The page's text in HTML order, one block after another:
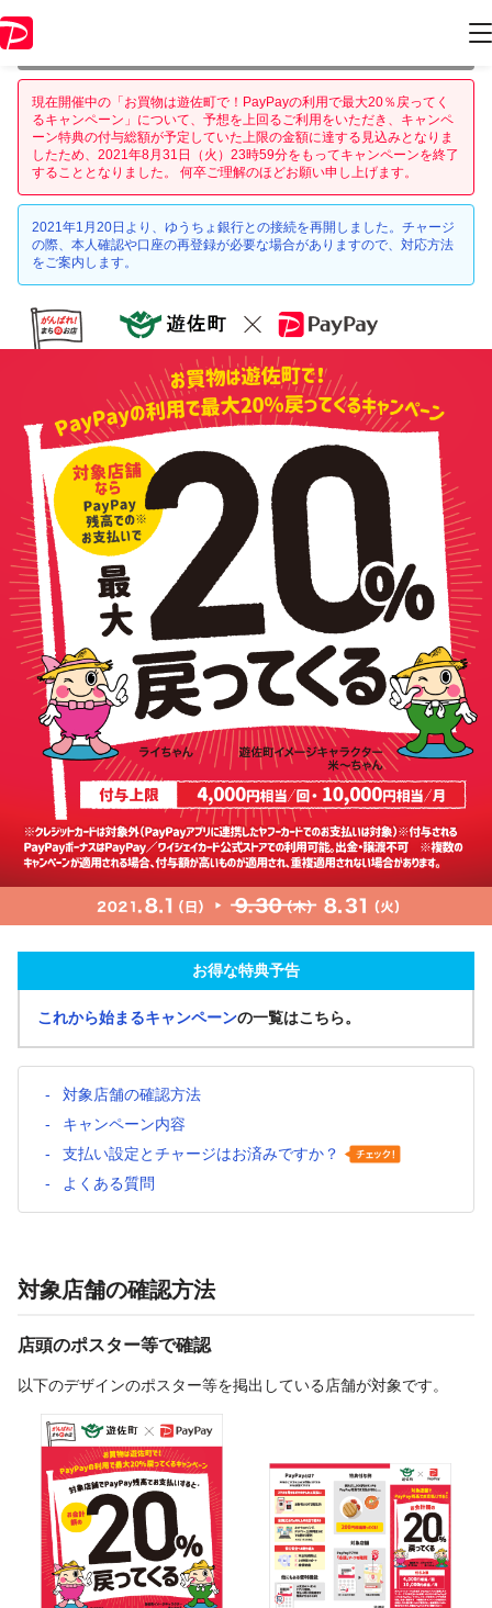
情報はキャンペーン終了時点のものになります。
現在開催中の「お買物は遊佐町で！PayPayの利用で最大20％戻ってく
るキャンペーン」について、予想を上回るご利用をいただき、キャンペ
ーン特典の付与総額が予定していた上限の金額に達する見込みとなりま
したため、2021年8月31日（火）23時59分をもってキャンペーンを終了
することとなりました。 何卒ご理解のほどお願い申し上げます。
2021年1月20日より、ゆうちょ銀行との接続を再開しました。チャージ
の際、本人確認や口座の再登録が必要な場合がありますので、対応方法
をご案内します。
お得な特典予告
これから始まるキャンペーンの一覧はこちら。
対象店舗の確認方法
キャンペーン内容
支払い設定とチャージはお済みですか？
よくある質問
対象店舗の確認方法
店頭のポスター等で確認
以下のデザインのポスター等を掲出している店舗が対象です。